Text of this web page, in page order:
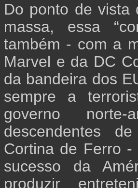
Do ponto de vista
massa, essa
também - com a
Marvel e da DC
da bandeira dos
sempre a
governo
descendentes
Cortina de Ferro
sucesso da
produzir